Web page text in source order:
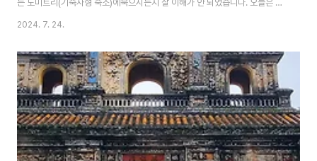
는 도미트리(기숙사형 숙소)에묵으시는지 잘 이해가 안 되었습니다. 오늘은 다
낭에서 우리나라 돈, 단돈 만원에 묵는 호텔을 잠시 소개하고 넘어가겠습니다.
의 호텔을 3만 원대에예약을 하시는 걸 자주 보았습니다. 그리고, 호수에서 낚
시를 하는 강태공을 만나보았습니다.낚시광인 저도 잠시 베트남에서의 낚시 분
위기를느껴 보았습니다.그럼, 오늘도 출발합니다. "막사"" 베트남 인민 군 "자
칫 모르고 들어갈 뻔했습니다.저는, 호기심에 들어가서 물어보려다가 잠시, 간
판과 많은 국기들을 보고 검색을 해..
2024. 7. 24.